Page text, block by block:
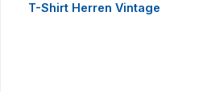
T-Shirt Herren Vintage